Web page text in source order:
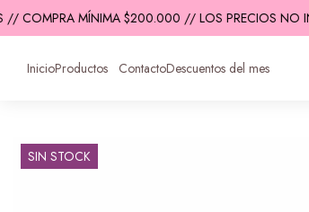
COMPRA MÍNIMA $200.000 // LOS PRECIOS NO
InicioProductos ContactoDescuentos del mes
SIN STOCK